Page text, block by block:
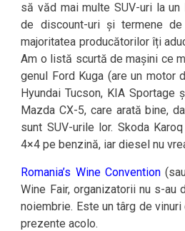
să văd mai multe SUV-uri la
de discount-uri și termene
majoritatea producătorilor îți
Am o listă scurtă de mașini ce
genul Ford Kuga (are un motor
Hyundai Tucson, KIA
Mazda CX-5, care arată bine,
sunt SUV-urile lor. Skoda
4×4 pe benzină, iar diesel nu
Romania’s Wine Convention
Wine Fair, organizatorii nu s-au
noiembrie. Este un târg de
prezente acolo.